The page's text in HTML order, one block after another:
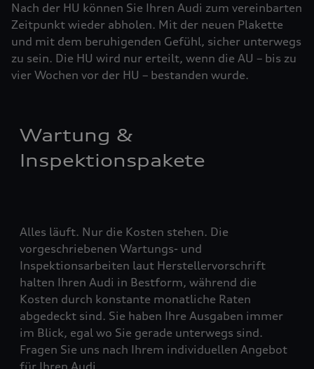
Nach der HU können Sie Ihren Audi zum vereinbarten
Zeitpunkt wieder abholen. Mit der neuen Plakette
und mit dem beruhigenden Gefühl, sicher unterwegs
zu sein. Die HU wird nur erteilt, wenn die AU – bis zu
vier ­Woch­en vor der HU – bestanden wurde.
Wartung &
Inspektionspakete
Alles läuft. Nur die Kosten stehen. Die
vorgeschriebenen Wartungs- und
Inspektionsarbeiten laut Herstellervorschrift
halten Ihren Audi in Bestform, während die
Kosten durch konstante monatliche Raten
abgedeckt sind. Sie haben Ihre Ausgaben immer
im Blick, egal wo Sie gerade unterwegs sind.
Fragen Sie uns nach Ihrem individuellen Angebot